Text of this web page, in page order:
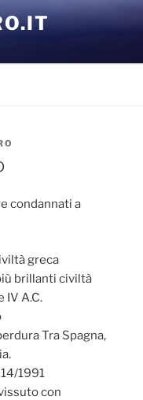
condannati a
greca
brillanti civiltà
IV A.C.
Tra Spagna,
1991
con